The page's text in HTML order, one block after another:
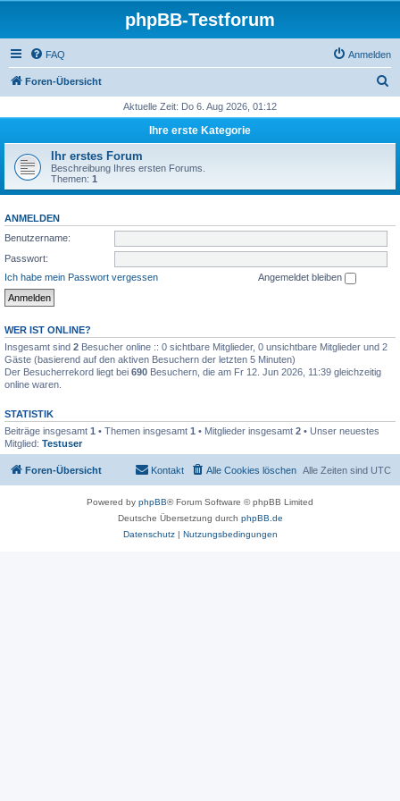
phpBB-Testforum
FAQ Anmelden
Foren-Übersicht
h
Aktuelle Zeit: Do 6. Aug 2026, 01:12
Ihre erste Kategorie
Ihr erstes Forum
Beschreibung Ihres ersten Forums.
Themen: 1
ANMELDEN
Benutzername:
Passwort:
Ich habe mein Passwort vergessen
Angemeldet bleiben
WER IST ONLINE?
Insgesamt sind 2 Besucher online :: 0 sichtbare Mitglieder, 0 unsichtbare Mitglieder und 2
Gäste (basierend auf den aktiven Besuchern der letzten 5 Minuten)
Der Besucherrekord liegt bei 690 Besuchern, die am Fr 12. Jun 2026, 11:39 gleichzeitig
online waren.
STATISTIK
Beiträge insgesamt 1 • Themen insgesamt 1 • Mitglieder insgesamt 2 • Unser neuestes
Mitglied: Testuser
Foren-Übersicht Alle Zeiten sind UTC
Alle Cookies löschen
Kontakt
Powered by phpBB® Forum Software © phpBB Limited
Deutsche Übersetzung durch phpBB.de
Datenschutz| Nutzungsbedingungen